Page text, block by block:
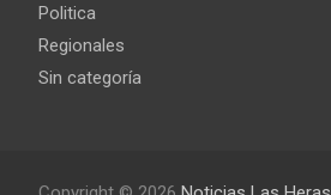
Politica
Regionales
Sin categoría